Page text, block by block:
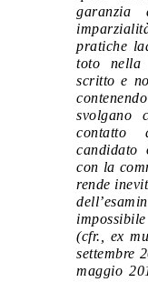
garanzia
pratiche
toto nella
scritto e
svolgano
contatto
candidato
con la
rende
(cfr., ex
settembre
maggio